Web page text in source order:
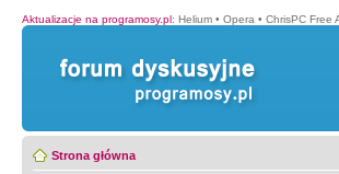
Aktualizacje na programosy.pl: Helium • Opera • ChrisPC Free
Strona główna